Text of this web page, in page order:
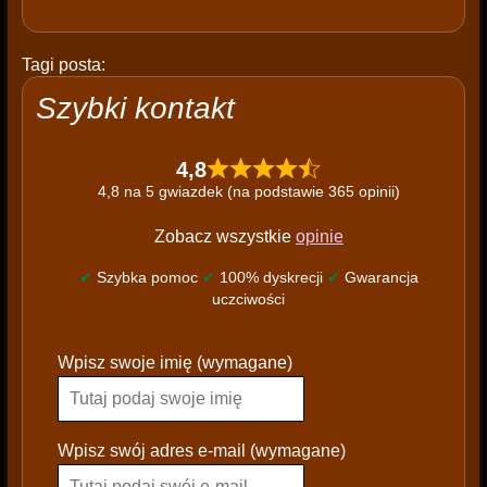
Tagi posta:
Szybki kontakt
4,8
4,8 na 5 gwiazdek (na podstawie 365 opinii)
Zobacz wszystkie opinie
✔ Szybka pomoc ✔ 100% dyskrecji ✔ Gwarancja
uczciwości
l
a
s
Wpisz swoje imię (wymagane)
Wpisz swój adres e-mail (wymagane)